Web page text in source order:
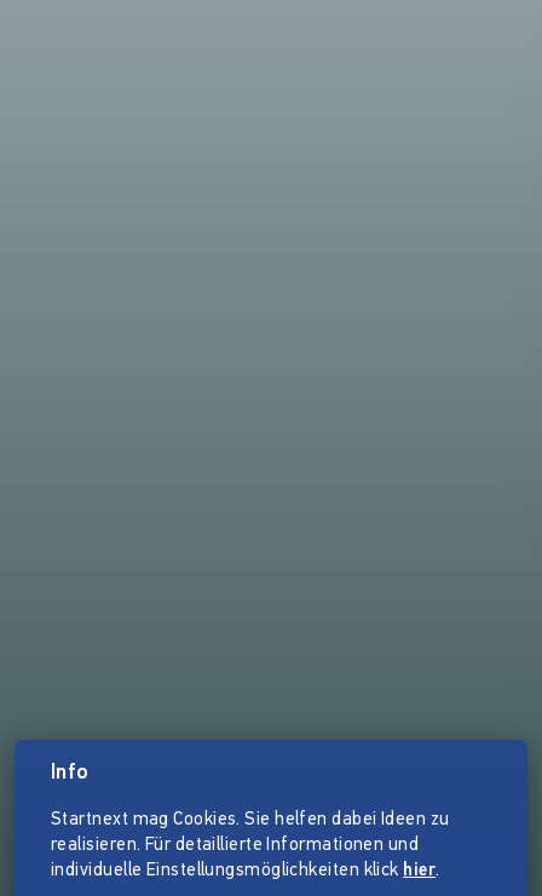
Info
Startnext mag Cookies. Sie helfen dabei Ideen zu
realisieren. Für detaillierte Informationen und
individuelle Einstellungsmöglichkeiten klick hier.